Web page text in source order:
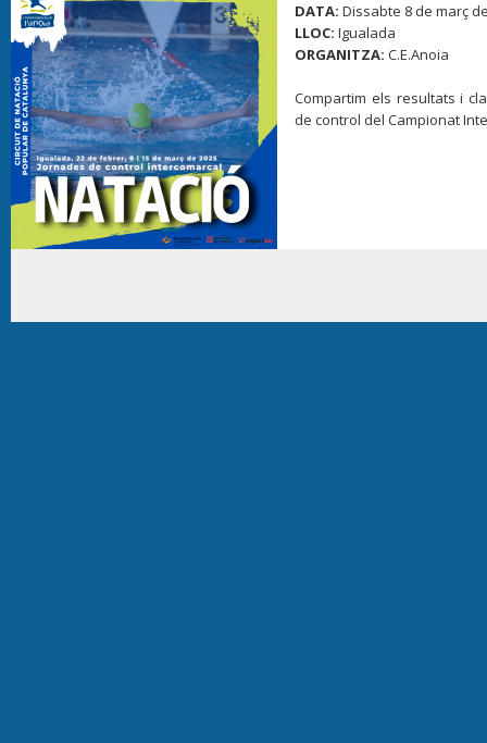
DATA: Dissabte 8 de març
LLOC: Igualada
ORGANITZA: C.E.Anoia
Compartim els resultats i
de control del Campionat